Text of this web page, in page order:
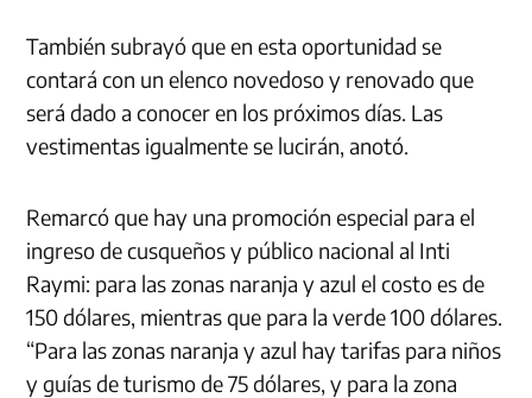
También subrayó que en esta oportunidad se
contará con un elenco novedoso y renovado que
será dado a conocer en los próximos días. Las
vestimentas igualmente se lucirán, anotó.
Remarcó que hay una promoción especial para el
ingreso de cusqueños y público nacional al Inti
Raymi: para las zonas naranja y azul el costo es de
150 dólares, mientras que para la verde 100 dólares.
“Para las zonas naranja y azul hay tarifas para niños
y guías de turismo de 75 dólares, y para la zona